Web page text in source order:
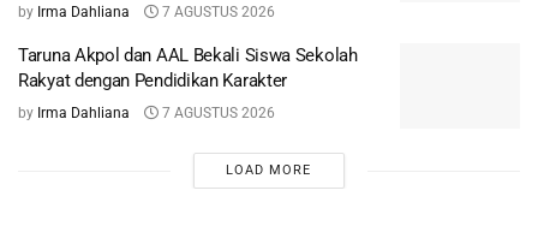
by Irma Dahliana 7 AGUSTUS 2026
Taruna Akpol dan AAL Bekali Siswa Sekolah
Rakyat dengan Pendidikan Karakter
by Irma Dahliana 7 AGUSTUS 2026
LOAD MORE